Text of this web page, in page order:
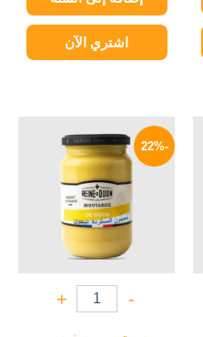
اشتري الآن
-22%
-
+
الأصلي
هو:
الحالي
هو:
195 EGP.